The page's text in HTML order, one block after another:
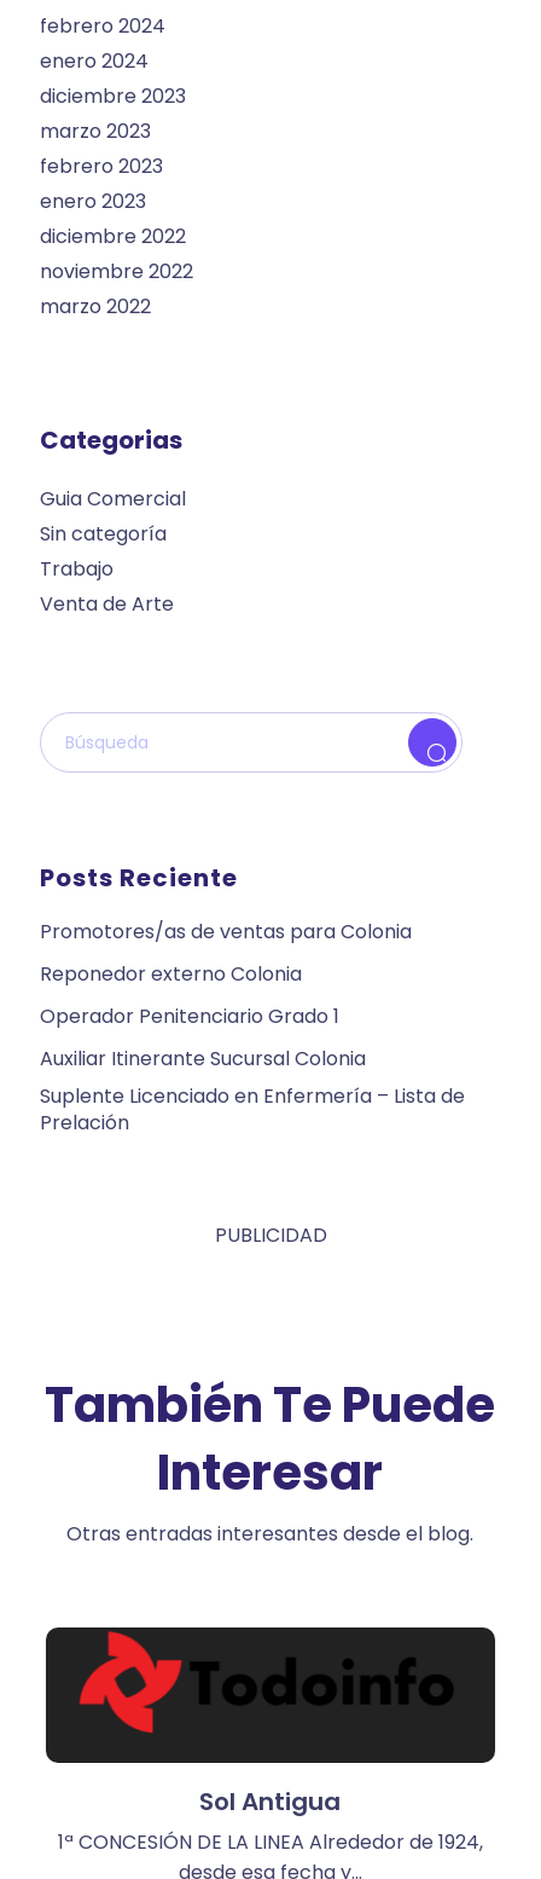
febrero 2024
enero 2024
diciembre 2023
marzo 2023
febrero 2023
enero 2023
diciembre 2022
noviembre 2022
marzo 2022
Categorias
Guia Comercial
Sin categoría
Trabajo
Venta de Arte
Posts Reciente
Promotores/as de ventas para Colonia
Reponedor externo Colonia
Operador Penitenciario Grado 1
Auxiliar Itinerante Sucursal Colonia
Suplente Licenciado en Enfermería – Lista de
Prelación
PUBLICIDAD
También Te Puede
Interesar
Otras entradas interesantes desde el blog.
Sol Antigua
1ª CONCESIÓN DE LA LINEA Alrededor de 1924,
desde esa fecha y…